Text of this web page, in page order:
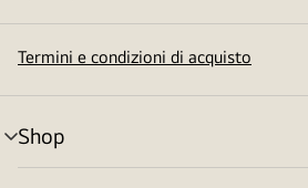
Termini e condizioni di acquisto
Shop
Attivazione
menu